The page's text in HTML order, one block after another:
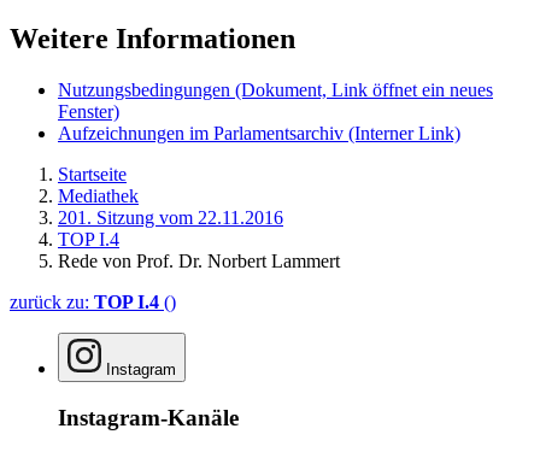
Weitere Informationen
Nutzungsbedingungen (Dokument, Link öffnet ein neues
Fenster)
Aufzeichnungen im Parlamentsarchiv (Interner Link)
Startseite
Mediathek
201. Sitzung vom 22.11.2016
TOP I.4
Rede von Prof. Dr. Norbert Lammert
zurück zu: TOP I.4 ()
Instagram
Instagram-Kanäle